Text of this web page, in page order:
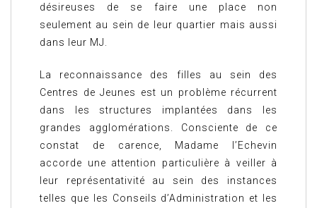
désireuses de se faire une place non
seulement au sein de leur quartier mais aussi
dans leur MJ.
La reconnaissance des filles au sein des
Centres de Jeunes est un problème récurrent
dans les structures implantées dans les
grandes agglomérations. Consciente de ce
constat de carence, Madame l’Echevin
accorde une attention particulière à veiller à
leur représentativité au sein des instances
telles que les Conseils d’Administration et les